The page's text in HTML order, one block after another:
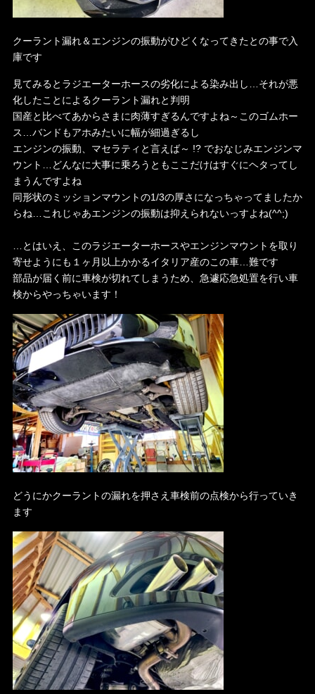
クーラント漏れ＆エンジンの振動がひどくなってきたとの事で入
庫です
見てみるとラジエーターホースの劣化による染み出し…それが悪
化したことによるクーラント漏れと判明
国産と比べてあからさまに肉薄すぎるんですよね～このゴムホー
ス…バンドもアホみたいに幅が細過ぎるし
エンジンの振動、マセラティと言えば～ !? でおなじみエンジンマ
ウント…どんなに大事に乗ろうともここだけはすぐにヘタってし
まうんですよね
同形状のミッションマウントの1/3の厚さになっちゃってましたか
らね…これじゃあエンジンの振動は抑えられないっすよね(^^;)
…とはいえ、このラジエーターホースやエンジンマウントを取り
寄せようにも１ヶ月以上かかるイタリア産のこの車…難です
部品が届く前に車検が切れてしまうため、急遽応急処置を行い車
検からやっちゃいます！
どうにかクーラントの漏れを押さえ車検前の点検から行っていき
ます